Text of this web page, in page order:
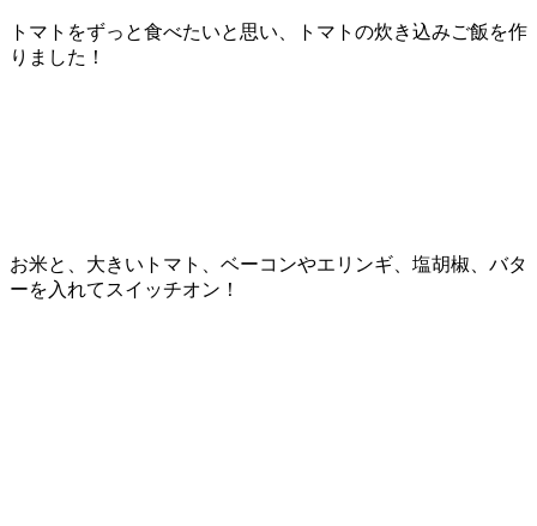
トマトをずっと食べたいと思い、トマトの炊き込みご飯を作
りました！
お米と、大きいトマト、ベーコンやエリンギ、塩胡椒、バタ
ーを入れてスイッチオン！